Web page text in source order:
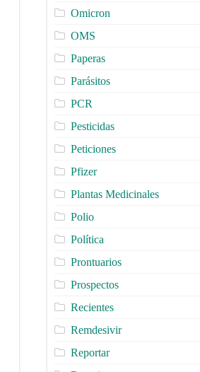
Omicron
OMS
Paperas
Parásitos
PCR
Pesticidas
Peticiones
Pfizer
Plantas Medicinales
Polio
Política
Prontuarios
Prospectos
Recientes
Remdesivir
Reportar